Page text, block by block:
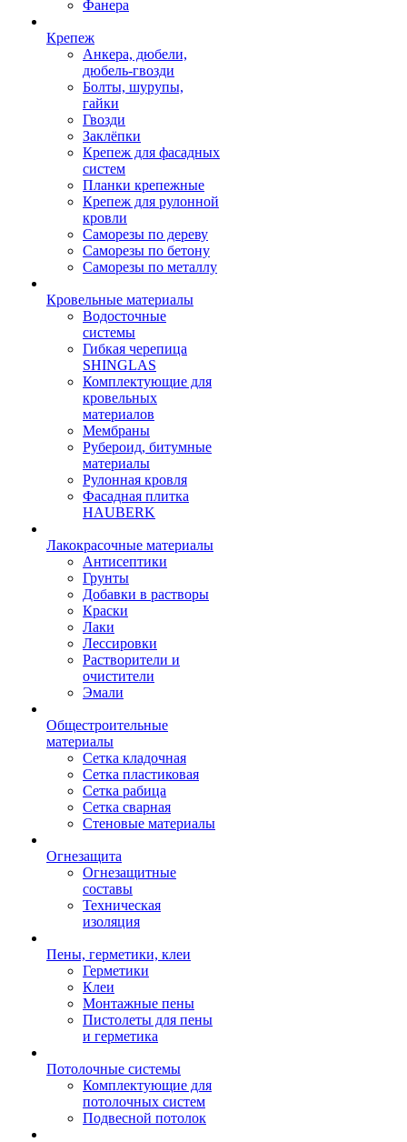
Фанера
Крепеж
Анкера, дюбели,
дюбель-гвозди
Болты, шурупы,
гайки
Гвозди
Заклёпки
Крепеж для фасадных
систем
Планки крепежные
Крепеж для рулонной
кровли
Саморезы по дереву
Саморезы по бетону
Саморезы по металлу
Кровельные материалы
Водосточные
системы
Гибкая черепица
SHINGLAS
Комплектующие для
кровельных
материалов
Мембраны
Рубероид, битумные
материалы
Рулонная кровля
Фасадная плитка
HAUBERK
Лакокрасочные материалы
Антисептики
Грунты
Добавки в растворы
Краски
Лаки
Лессировки
Растворители и
очистители
Эмали
Общестроительные
материалы
Сетка кладочная
Сетка пластиковая
Сетка рабица
Сетка сварная
Стеновые материалы
Огнезащита
Огнезащитные
составы
Техническая
изоляция
Пены, герметики, клеи
Герметики
Клеи
Монтажные пены
Пистолеты для пены
и герметика
Потолочные системы
Комплектующие для
потолочных систем
Подвесной потолок